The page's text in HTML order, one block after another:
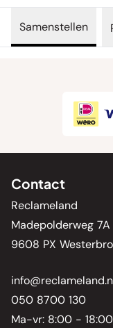
Samenstellen
Contact
Reclameland
Madepolderweg 7A
9608 PX
050 8700 130
Ma-vr: 8:00 - 18:00